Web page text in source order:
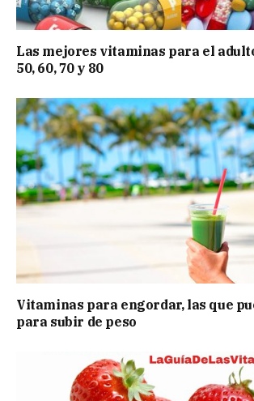
Las mejores vitaminas para el
50, 60, 70 y 80
Vitaminas para engordar, las que
para subir de peso